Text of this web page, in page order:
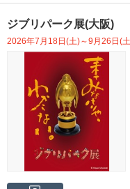
ジブリパーク展(大阪)
2026年7月18日(土)～9月26日(